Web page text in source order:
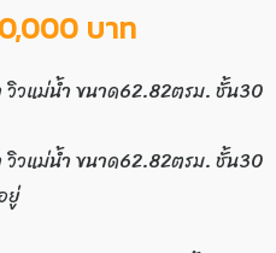
บาท
วแม่น้ำ ขนาด62.82ตรม. ชั้น30
วแม่น้ำ ขนาด62.82ตรม. ชั้น30
ยู่